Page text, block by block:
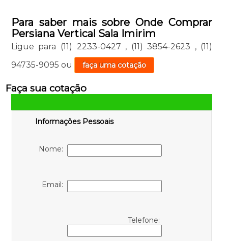
Para saber mais sobre Onde Comprar
Persiana Vertical Sala Imirim
Ligue para (11) 2233-0427 , (11) 3854-2623 , (11)
94735-9095 ou faça uma cotação
Faça sua cotação
Informações Pessoais
Nome:
Email:
Telefone: